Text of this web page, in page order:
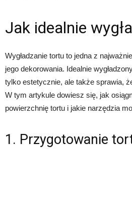
Jak idealnie
Wygładzanie tortu to jedna z
jego dekorowania. Idealnie
tylko estetycznie, ale także sprawia,
W tym artykule dowiesz się, jak
powierzchnię tortu i jakie narzędzia
1. Przygotowanie